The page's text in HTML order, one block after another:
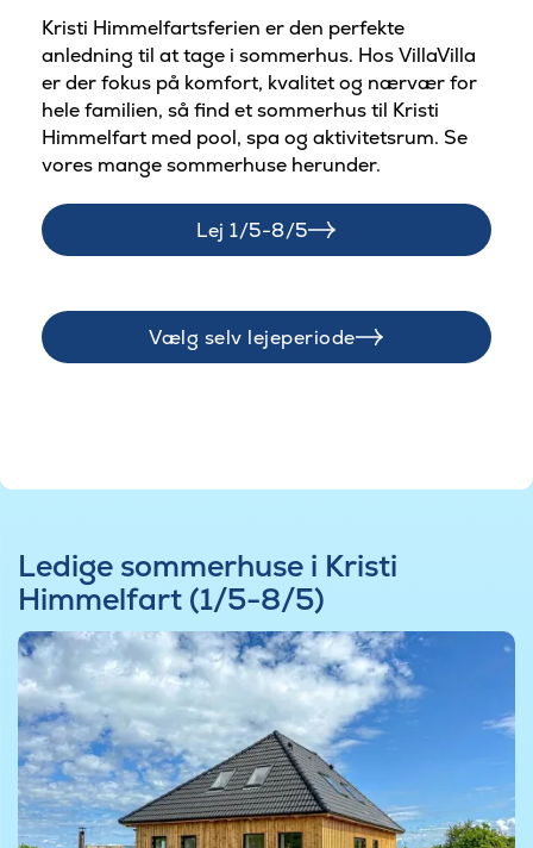
Kristi Himmelfartsferien er den perfekte
anledning til at tage i sommerhus. Hos VillaVilla
er der fokus på komfort, kvalitet og nærvær for
hele familien, så find et sommerhus til Kristi
Himmelfart med pool, spa og aktivitetsrum. Se
vores mange sommerhuse herunder.
Lej 1/5-8/5
Vælg selv lejeperiode
Ledige sommerhuse i Kristi
Himmelfart (1/5-8/5)